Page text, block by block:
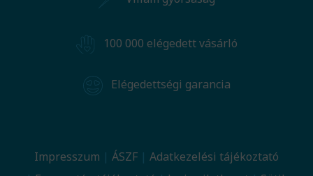
100 000 elégedett vásárló
Elégedettségi garancia
Impresszum ÁSZF
Adatkezelési tájékoztató